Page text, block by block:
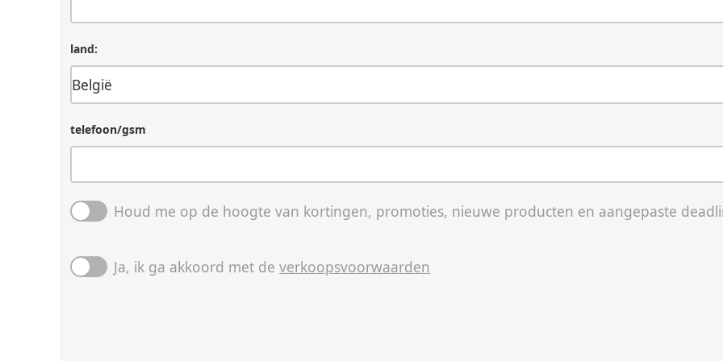
land:
telefoon/gsm
Houd me op de hoogte van kortingen, promoties, nieuwe producten en aangepaste
Ja, ik ga akkoord met deverkoopsvoorwaarden